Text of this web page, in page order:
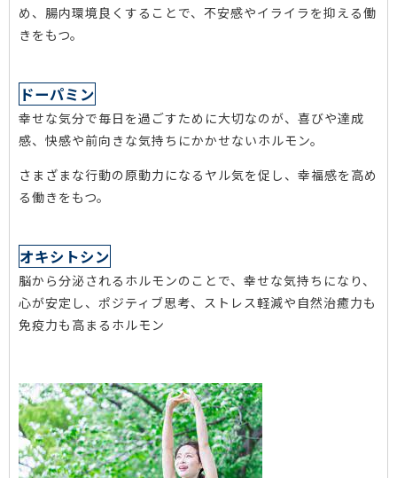
め、腸内環境良くすることで、不安感やイライラを抑える働
きをもつ。
ドーパミン
幸せな気分で毎日を過ごすために大切なのが、喜びや達成
感、快感や前向きな気持ちにかかせないホルモン。
さまざまな行動の原動力になるヤル気を促し、幸福感を高め
る働きをもつ。
オキシトシン
脳から分泌されるホルモンのことで、幸せな気持ちになり、
心が安定し、ポジティブ思考、ストレス軽減や自然治癒力も
免疫力も高まるホルモン